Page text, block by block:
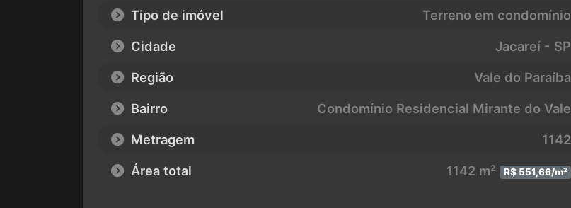
Tipo de imóvel
Terreno em condomínio
Cidade
Jacareí - SP
Região
Vale do Paraíba
Bairro
Condomínio Residencial Mirante do Vale
Metragem
1142
Área total
1142 m² R$ 551,66/m²